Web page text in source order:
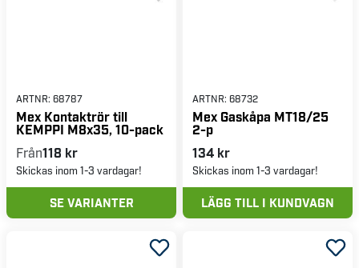
ARTNR: 68787
Mex Kontaktrör till
KEMPPI M8x35, 10-pack
Från118 kr
Skickas inom 1-3 vardagar!
SE VARIANTER
ARTNR: 68732
Mex Gaskåpa MT18/25
2-p
134 kr
Skickas inom 1-3 vardagar!
LÄGG TILL I KUNDVAGN